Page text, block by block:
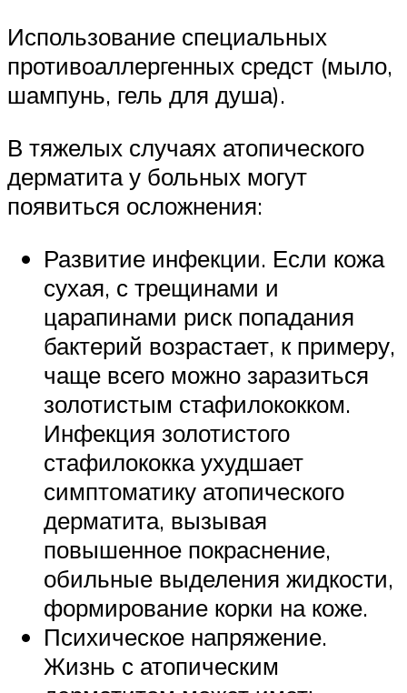
Использование специальных
противоаллергенных средст (мыло,
шампунь, гель для душа).
В тяжелых случаях атопического
дерматита у больных могут
появиться осложнения:
Развитие инфекции. Если кожа
сухая, с трещинами и
царапинами риск попадания
бактерий возрастает, к примеру,
чаще всего можно заразиться
золотистым стафилококком.
Инфекция золотистого
стафилококка ухудшает
симптоматику атопического
дерматита, вызывая
повышенное покраснение,
обильные выделения жидкости,
формирование корки на коже.
Психическое напряжение.
Жизнь с атопическим